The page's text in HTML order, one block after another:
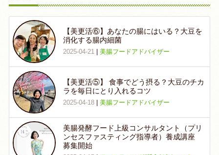
【美更活⑥】あなたの腸にはいる？大豆を
消化する腸内細菌
2025-04-21| 美腸フードアドバイザー
【美更活⑤】 食事でどう摂る？大豆のチカ
ラを毎日にとり入れるコツ
2025-04-18| 美腸フードアドバイザー
美腸発酵フード上級コンサルタント（プリ
ンセスファスティング指導者）養成講座
募集開始